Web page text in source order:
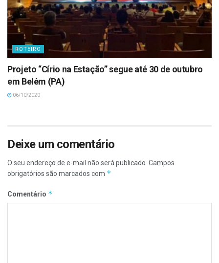
ROTEIRO
Projeto “Círio na Estação” segue até 30 de outubro
em Belém (PA)
06/10/2020
Deixe um comentário
O seu endereço de e-mail não será publicado. Campos
obrigatórios são marcados com *
Comentário *